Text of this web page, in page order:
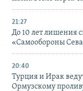
21:27
До 10 лет лишения
«Самообороны
20:40
Турция и Ирак
Ормузскому